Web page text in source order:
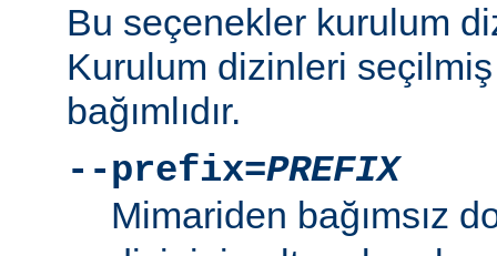
Bu seçenekler kurulum
Kurulum dizinleri
bağımlıdır.
--prefix=PREFIX
Mimariden bağımsız